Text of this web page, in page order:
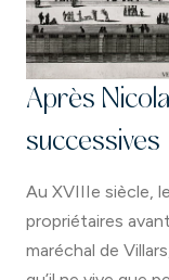
Après
successives
Au XVIIIe siècle,
propriétaires
maréchal de